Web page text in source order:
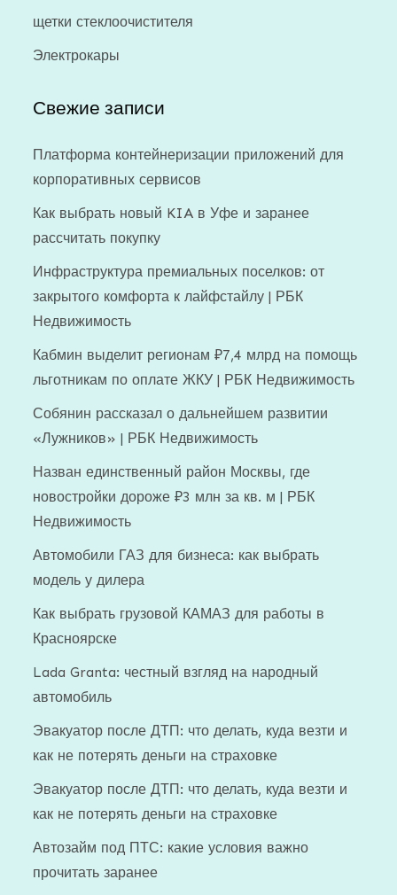
щетки стеклоочистителя
Электрокары
Свежие записи
Платформа контейнеризации приложений для
корпоративных сервисов
Как выбрать новый KIA в Уфе и заранее
рассчитать покупку
Инфраструктура премиальных поселков: от
закрытого комфорта к лайфстайлу | РБК
Недвижимость
Кабмин выделит регионам ₽7,4 млрд на помощь
льготникам по оплате ЖКУ | РБК Недвижимость
Собянин рассказал о дальнейшем развитии
«Лужников» | РБК Недвижимость
Назван единственный район Москвы, где
новостройки дороже ₽3 млн за кв. м | РБК
Недвижимость
Автомобили ГАЗ для бизнеса: как выбрать
модель у дилера
Как выбрать грузовой КАМАЗ для работы в
Красноярске
Lada Granta: честный взгляд на народный
автомобиль
Эвакуатор после ДТП: что делать, куда везти и
как не потерять деньги на страховке
Эвакуатор после ДТП: что делать, куда везти и
как не потерять деньги на страховке
Автозайм под ПТС: какие условия важно
прочитать заранее